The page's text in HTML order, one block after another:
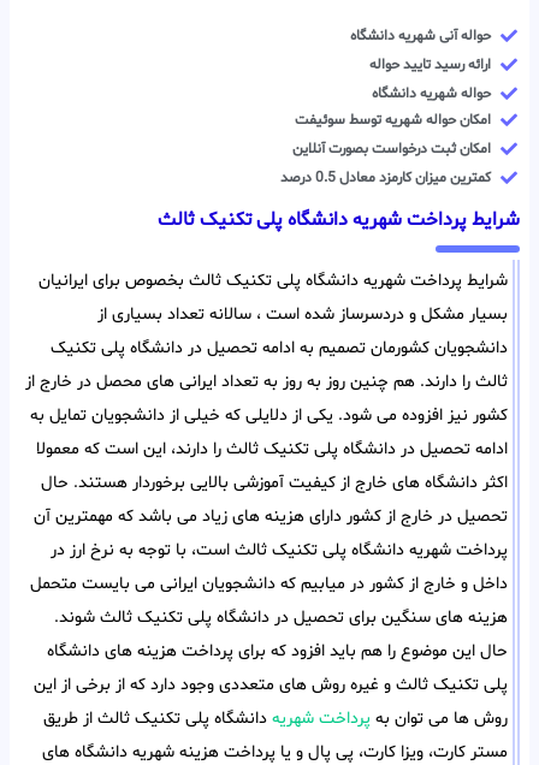
حواله آنی شهریه دانشگاه
ارائه رسید تایید حواله
حواله شهریه دانشگاه
امکان حواله شهریه توسط سوئیفت
امکان ثبت درخواست بصورت آنلاین
کمترین میزان کارمزد معادل 0.5 درصد
شرایط پرداخت شهریه دانشگاه پلی تکنیک ثالث
شرایط پرداخت شهریه دانشگاه پلی تکنیک ثالث بخصوص برای ایرانیان
بسیار مشکل و دردسرساز شده است ، سالانه تعداد بسیاری از
دانشجویان کشورمان تصمیم به ادامه تحصیل در دانشگاه پلی تکنیک
ثالث را دارند. هم چنین روز به روز به تعداد ایرانی های محصل در خارج از
کشور نیز افزوده می شود. یکی از دلایلی که خیلی از دانشجویان تمایل به
ادامه تحصیل در دانشگاه پلی تکنیک ثالث را دارند، این است که معمولا
اکثر دانشگاه های خارج از کیفیت آموزشی بالایی برخوردار هستند. حال
تحصیل در خارج از کشور دارای هزینه های زیاد می باشد که مهمترین آن
پرداخت شهریه دانشگاه پلی تکنیک ثالث است، با توجه به نرخ ارز در
داخل و خارج از کشور در میابیم که دانشجویان ایرانی می بایست متحمل
هزینه های سنگین برای تحصیل در دانشگاه پلی تکنیک ثالث شوند.
حال این موضوع را هم باید افزود که برای پرداخت هزینه های دانشگاه
پلی تکنیک ثالث و غیره روش های متعددی وجود دارد که از برخی از این
روش ها می توان به پرداخت شهریه دانشگاه پلی تکنیک ثالث از طریق
مستر کارت، ویزا کارت، پی پال و یا پرداخت هزینه شهریه دانشگاه های